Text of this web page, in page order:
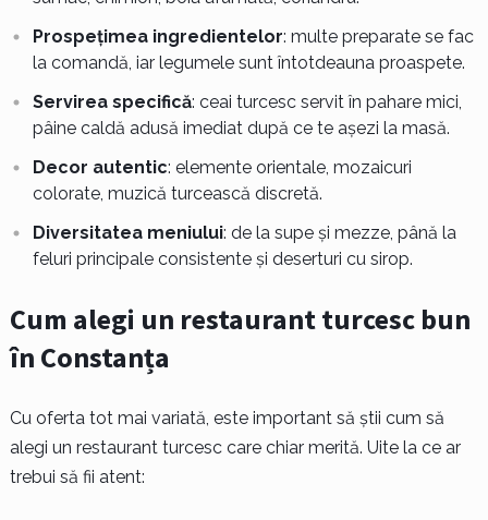
Prospețimea ingredientelor: multe preparate se fac
la comandă, iar legumele sunt întotdeauna proaspete.
Servirea specifică: ceai turcesc servit în pahare mici,
pâine caldă adusă imediat după ce te așezi la masă.
Decor autentic: elemente orientale, mozaicuri
colorate, muzică turcească discretă.
Diversitatea meniului: de la supe și mezze, până la
feluri principale consistente și deserturi cu sirop.
Cum alegi un restaurant turcesc bun
în Constanța
Cu oferta tot mai variată, este important să știi cum să
alegi un restaurant turcesc care chiar merită. Uite la ce ar
trebui să fii atent: